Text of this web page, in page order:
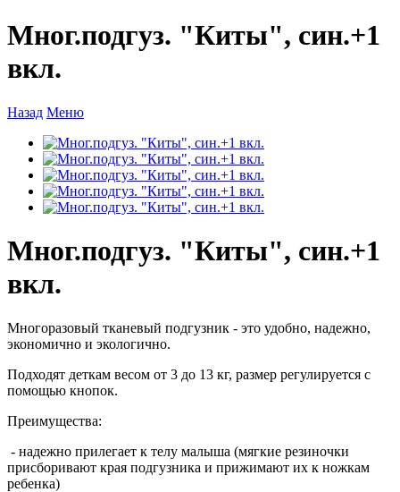
Мног.подгуз. "Киты", син.+1
вкл.
Назад Меню
Мног.подгуз. "Киты", син.+1
вкл.
Многоразовый тканевый подгузник - это удобно, надежно,
экономично и экологично.
Подходят деткам весом от 3 до 13 кг, размер регулируется с
помощью кнопок.
Преимущества:
- надежно прилегает к телу малыша (мягкие резиночки
присборивают края подгузника и прижимают их к ножкам
ребенка)